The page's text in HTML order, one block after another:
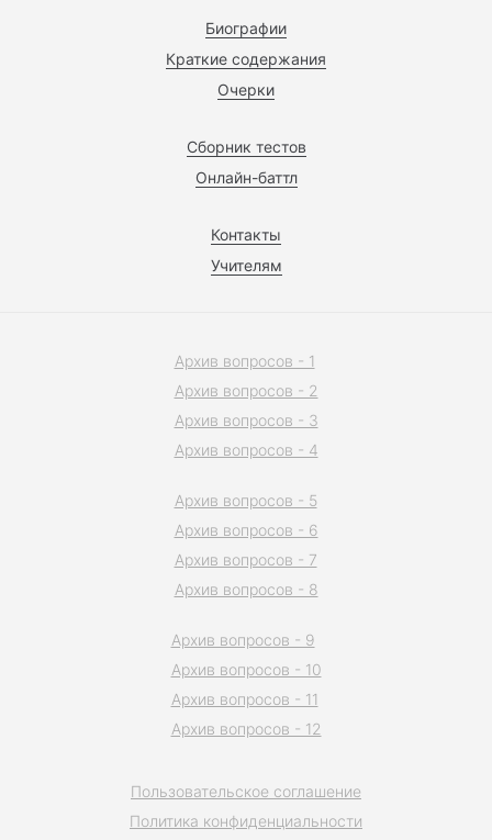
Биографии
Краткие содержания
Очерки
Сборник тестов
Онлайн-баттл
Контакты
Учителям
Пользовательское соглашение
Политика конфиденциальности
Архив вопросов - 1
Архив вопросов - 2
Архив вопросов - 3
Архив вопросов - 4
Архив вопросов - 5
Архив вопросов - 6
Архив вопросов - 7
Архив вопросов - 8
Архив вопросов - 9
Архив вопросов - 10
Архив вопросов - 11
Архив вопросов - 12